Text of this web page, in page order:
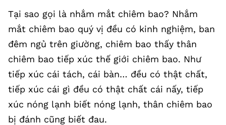
Tại sao gọi là nhắm mắt chiêm bao? Nhắm
mắt chiêm bao quý vị đều có kinh nghiệm, ban
đêm ngủ trên giường, chiêm bao thấy thân
chiêm bao tiếp xúc thế giới chiêm bao. Như
tiếp xúc cái tách, cái bàn… đều có thật chất,
tiếp xúc cái gì đều có thật chất cái nấy, tiếp
xúc nóng lạnh biết nóng lạnh, thân chiêm bao
bị đánh cũng biết đau.